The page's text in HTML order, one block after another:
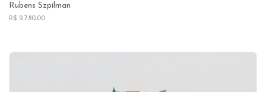
Rubens Szpilman
R$ 2.780,00